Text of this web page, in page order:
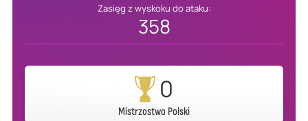
Zasięg z wyskoku do ataku:
358
0
Mistrzostwo Polski